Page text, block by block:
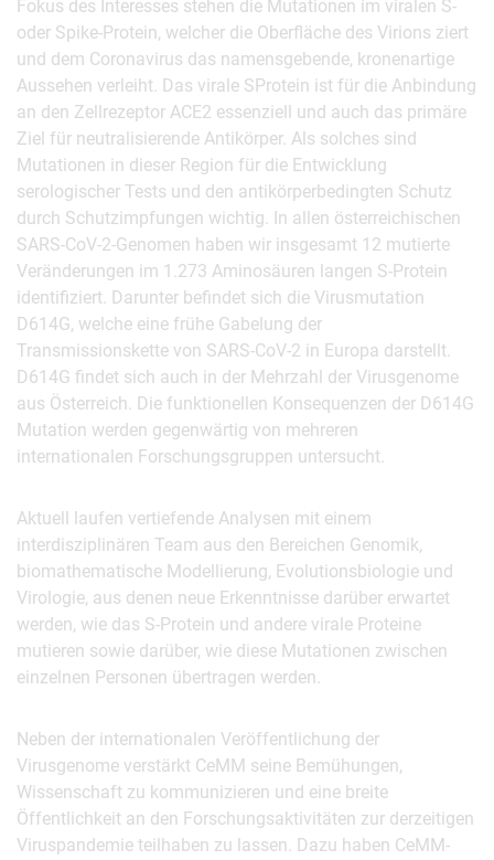
Fokus des Interesses stehen die Mutationen im viralen S-
oder Spike-Protein, welcher die Oberfläche des Virions ziert
und dem Coronavirus das namensgebende, kronenartige
Aussehen verleiht. Das virale SProtein ist für die Anbindung
an den Zellrezeptor ACE2 essenziell und auch das primäre
Ziel für neutralisierende Antikörper. Als solches sind
Mutationen in dieser Region für die Entwicklung
serologischer Tests und den antikörperbedingten Schutz
durch Schutzimpfungen wichtig. In allen österreichischen
SARS-CoV-2-Genomen haben wir insgesamt 12 mutierte
Veränderungen im 1.273 Aminosäuren langen S-Protein
identifiziert. Darunter befindet sich die Virusmutation
D614G, welche eine frühe Gabelung der
Transmissionskette von SARS-CoV-2 in Europa darstellt.
D614G findet sich auch in der Mehrzahl der Virusgenome
aus Österreich. Die funktionellen Konsequenzen der D614G
Mutation werden gegenwärtig von mehreren
internationalen Forschungsgruppen untersucht.
Aktuell laufen vertiefende Analysen mit einem
interdisziplinären Team aus den Bereichen Genomik,
biomathematische Modellierung, Evolutionsbiologie und
Virologie, aus denen neue Erkenntnisse darüber erwartet
werden, wie das S-Protein und andere virale Proteine
mutieren sowie darüber, wie diese Mutationen zwischen
einzelnen Personen übertragen werden.
Neben der internationalen Veröffentlichung der
Virusgenome verstärkt CeMM seine Bemühungen,
Wissenschaft zu kommunizieren und eine breite
Öffentlichkeit an den Forschungsaktivitäten zur derzeitigen
Viruspandemie teilhaben zu lassen. Dazu haben CeMM-